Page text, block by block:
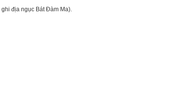
địa ngục Bát Đàm Ma).